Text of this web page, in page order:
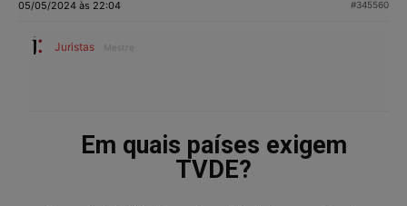
05/05/2024 às 22:04 #345560
Juristas Mestre
Em quais países exigem
TVDE?